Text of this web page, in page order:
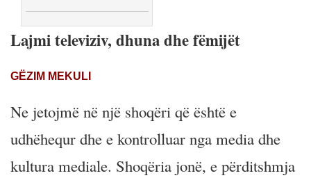
Lajmi televiziv, dhuna dhe fëmijët
GËZIM MEKULI
Ne jetojmë në një shoqëri që është e
udhëhequr dhe e kontrolluar nga media dhe
kultura mediale. Shoqëria jonë, e përditshmja